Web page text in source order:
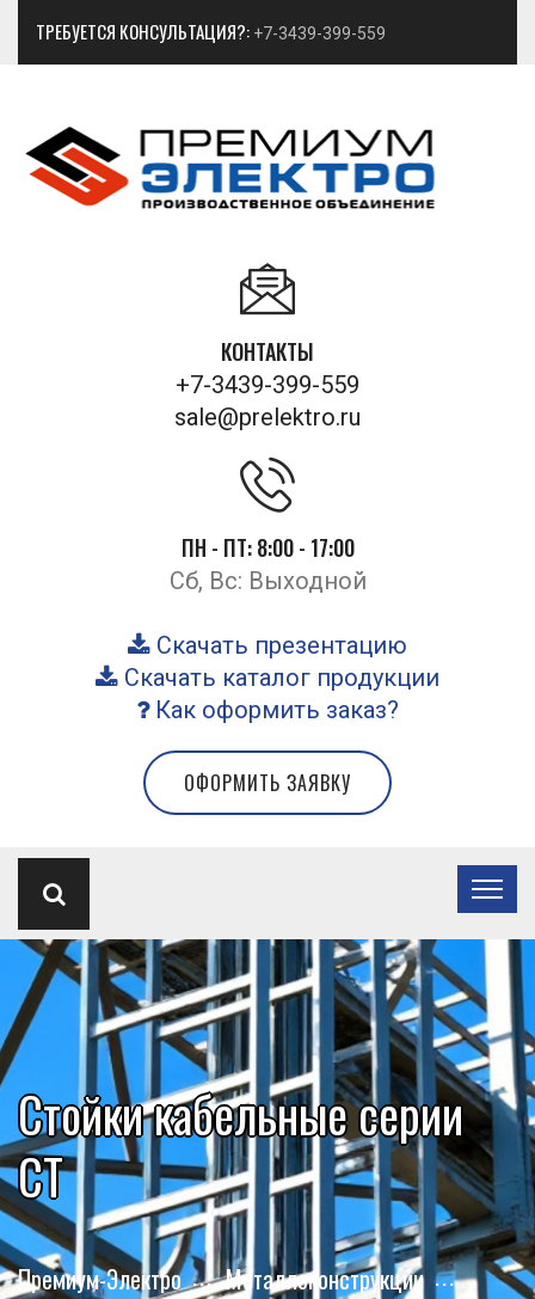
ТРЕБУЕТСЯ КОНСУЛЬТАЦИЯ?: +7-3439-399-559
КОНТАКТЫ
+7-3439-399-559
sale@prelektro.ru
ПН - ПТ: 8:00 - 17:00
Сб, Вс: Выходной
Скачать презентацию
Скачать каталог продукции
Как оформить заказ?
ОФОРМИТЬ ЗАЯВКУ
Стойки кабельные серии
СТ
Премиум-Электро
Металлоконструкции